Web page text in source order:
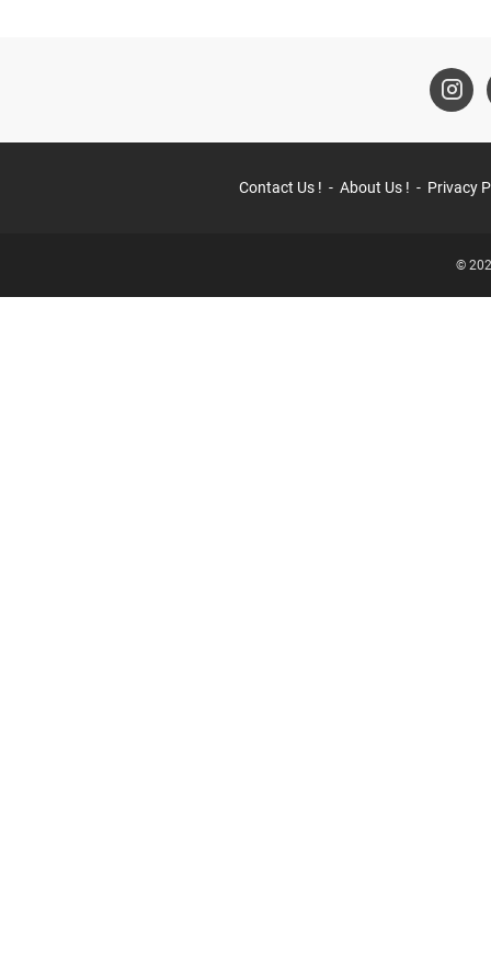
Contact Us ! About Us ! Privacy
©